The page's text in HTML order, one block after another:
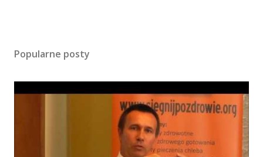
Popularne posty